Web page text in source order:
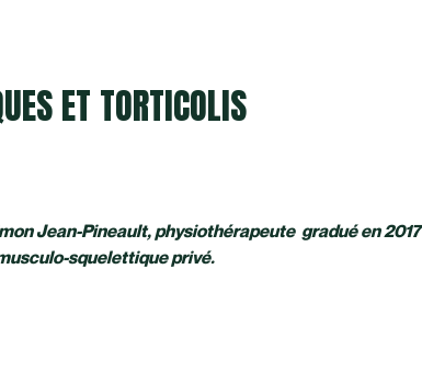
ET TORTICOLIS
Jean-Pineault, physiothérapeute gradué en 2017
squelettique privé.